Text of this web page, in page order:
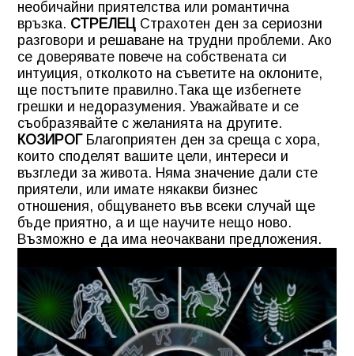
необичайни приятелства или романтична
връзка. СТРЕЛЕЦ Страхотен ден за сериозни
разговори и решаване на трудни проблеми. Ако
се доверявате повече на собствената си
интуиция, отколкото на съветите на оклоните,
ще постъпите правилно.Така ще избегнете
грешки и недоразумения. Уважайвате и се
съобразявайте с желанията на другите.
КОЗИРОГБлагоприятен ден за среща с хора,
които споделят вашите цели, интереси и
възгледи за живота. Няма значение дали сте
приятели, или имате някакви бизнес
отношения, общуването във всеки случай ще
бъде приятно, а и ще научите нещо ново.
Възможно е да има неочаквани предложения.